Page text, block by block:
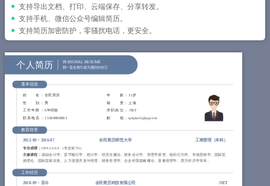
简历教程
登录 / 注册
支持导出文档、打印、云端保存、分享转发。
支持手机、微信公众号编辑简历。
支持简历加密防护，零骚扰电话，更安全。
个人简历 PERSONAL RESUME
我一直在努力成为更好的自己
基本信息
姓 名 ： 全民简历 年 龄 ： 31岁
性 别 ： 男 籍 贯 ： 上海
工作年限 ： 6年经验 求职岗位 ： .NET
联系电话 ： 15388888883 邮 箱 ： qmjianli@qq.com
教育背景
2012-09~2016-07 全民简历师范大学 工商管理（本科）
专业成绩： GPA 3.66/4 （专业前5%）
主修课程： 基础会计学、货币银行学、统计学、经济法概论、财务会计学、管理学原理、组织行为学、市场营销学、国际贸
易理论、国际贸易实务、人力资源开发与管理、财务管理学、企业经营战略概论、质量管理学、西方经济学等等。
工作经历
2018-09~至今 全民简历科技有限公司
.NET